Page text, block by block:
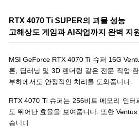
RTX 4070 Ti SUPER의 괴물 성능
고해상도 게임과 AI작업까지 완벽 지원
MSI GeForce RTX 4070 Ti 슈퍼 16G
론, 딥러닝 및 3D 렌더링 같은 전문 작업
부하에서도 안정적인 처리를 도와줍니다.
RTX 4070 Ti 슈퍼는 256비트 메모리 인
도 뛰어난 효율을 보여줍니다. 또한
습니다.